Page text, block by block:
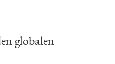
globalen